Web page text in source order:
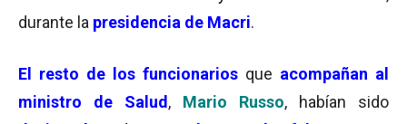
durante la presidencia de Macri.
El resto de los funcionarios que acompañan al
ministro de Salud , Mario Russo, habían sido